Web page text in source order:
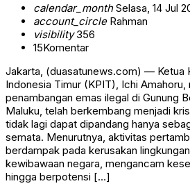
calendar_monthSelasa, 14 Jul
account_circleRahman
visibility356
15Komentar
Jakarta, (duasatunews.com) — Ketua
Indonesia Timur (KPIT), Ichi Amahoru,
penambangan emas ilegal di Gunung
Maluku, telah berkembang menjadi
tidak lagi dapat dipandang hanya
semata. Menurutnya, aktivitas
berdampak pada kerusakan
kewibawaan negara, mengancam
hingga berpotensi […]